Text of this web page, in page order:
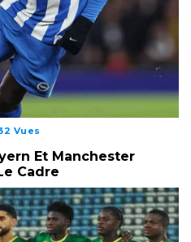
Vues
Et Manchester
Cadre